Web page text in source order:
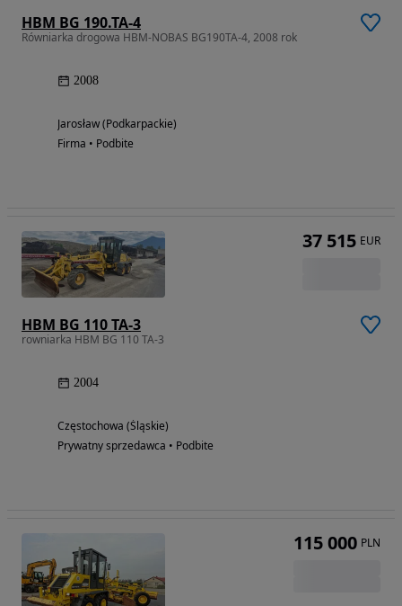
HBM BG 190.TA-4
Równiarka drogowa HBM-NOBAS BG190TA-4, 2008 rok
2008
Jarosław (Podkarpackie)
Firma • Podbite
HBM BG 110 TA-3
rowniarka HBM BG 110 TA-3
2004
Częstochowa (Śląskie)
Prywatny sprzedawca • Podbite
37 515 EUR
115 000 PLN